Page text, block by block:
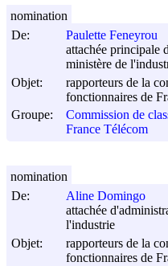
De:
Paulette Feneyrou
attachée principale
ministère de
Objet:
rapporteurs de la
fonctionnaires de
Groupe:
Commission de
France Télécom
nomination
De:
Aline Domingo
attachée
l'industrie
Objet:
rapporteurs de la
fonctionnaires de
nomination